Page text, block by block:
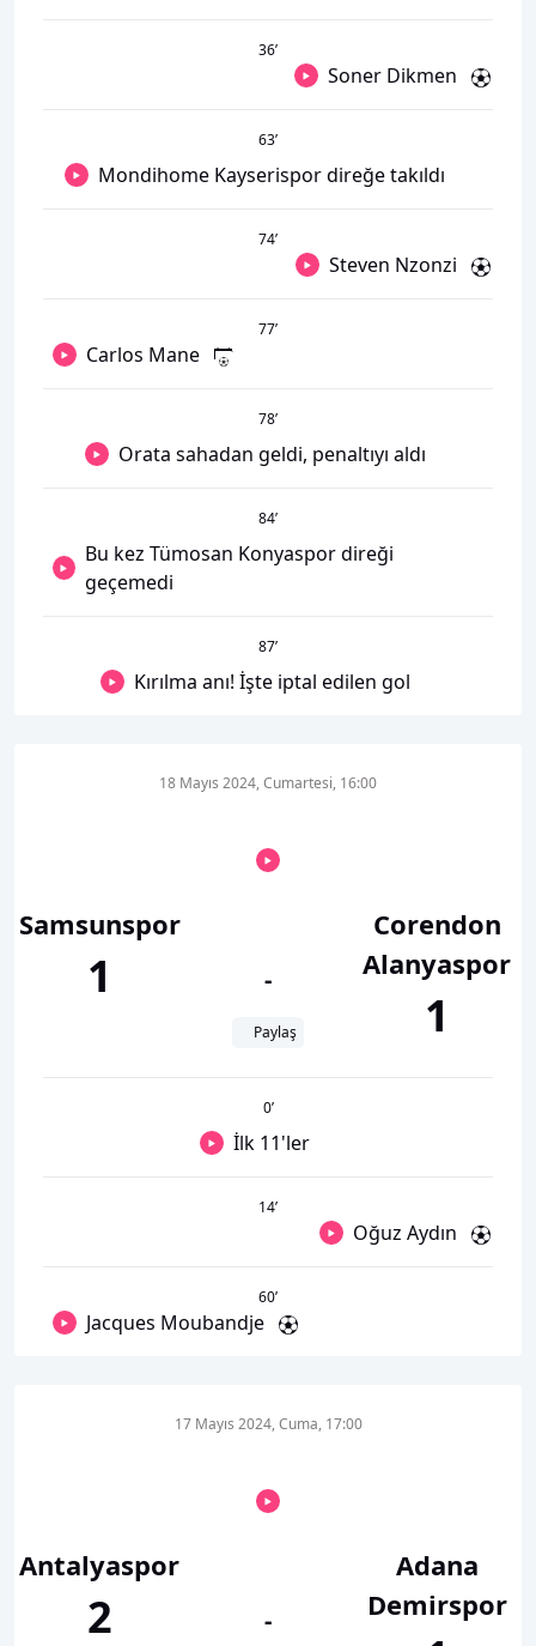
36’
Soner Dikmen
63’
Mondihome Kayserispor direğe takıldı
74’
Steven Nzonzi
77’
Carlos Mane
78’
Orata sahadan geldi, penaltıyı aldı
84’
Bu kez Tümosan Konyaspor direği
geçemedi
87’
Kırılma anı! İşte iptal edilen gol
Samsunspor
1
18 Mayıs 2024, Cumartesi, 16:00
-
Paylaş
Corendon
Alanyaspor
1
0’
İlk 11'ler
14’
Oğuz Aydın
60’
Jacques Moubandje
Antalyaspor
2
17 Mayıs 2024, Cuma, 17:00
-
Adana
Demirspor